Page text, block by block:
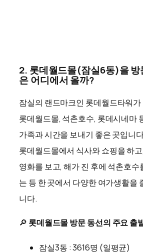
2. 롯데월드몰(잠실6동)을 방
은 어디에서 올까?
잠실의 랜드마크인 롯데월드타워
롯데월드몰, 석촌호수, 롯데시네마
가족과 시간을 보내기 좋은 곳입니
롯데월드몰에서 식사와 쇼핑을 하
영화를 보고, 해가 진 후에 석촌호
는 등 한 곳에서 다양한 여가생활을
니다.
🔎 롯데월드몰 방문 동선의 주요 출
잠실3동 : 3616명 (일평균)